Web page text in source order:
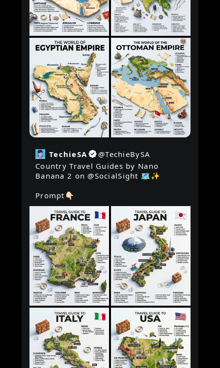
TechieSA @TechieBySA
Country Travel Guides by Nano
Banana 2 on @SocialSight 🗺️✨
Prompt👇🏻